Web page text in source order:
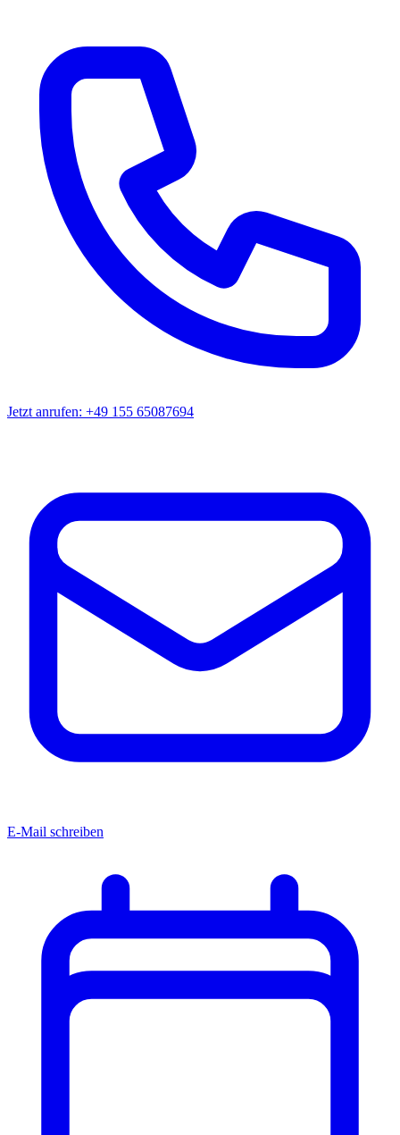
Jetzt anrufen: +49 155 65087694
E-Mail schreiben